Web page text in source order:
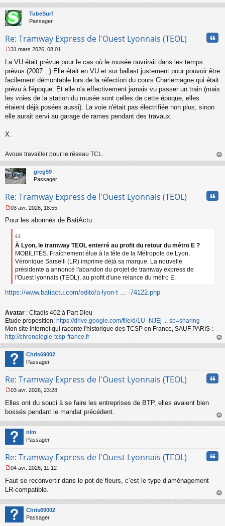
g
e
n
n
u
au
TubeSurf
Passager
Re: Tramway Express de l'Ouest Lyonnais (TEOL)
e
s
s
a
g
e
n
o
u
31 mars 2026, 08:01
La VU était prévue pour le cas où le musée ouvrirait dans les temps
prévus (2007…) Elle était en VU et sur ballast justement pour pouvoir être
facilement démontable lors de la réfection du cours Charlemagne qui était
prévu à l'époque. Et elle n'a effectivement jamais vu passer un train (mais
les voies de la station du musée sont celles de cette époque, elles
étaient déjà posées aussi). La voie n'était pas électrifiée non plus, sinon
elle aurait servi au garage de rames pendant des travaux.
X.
Avoue travailler pour le réseau TCL.
au
greg59
Passager
Re: Tramway Express de l'Ouest Lyonnais (TEOL)
e
s
u
03 avr. 2026, 18:55
Pour les abonnés de BatiActu :
À Lyon, le tramway TEOL enterré au profit du retour du métro E ?
MOBILITÉS. Fraîchement élue à la tête de la Métropole de Lyon,
Véronique Sarselli (LR) imprime déjà sa marque. La nouvelle
présidente a annoncé l'abandon du projet de tramway express de
l'Ouest lyonnais (TEOL), au profit d'une relance du métro E.
https://www.batiactu.com/edito/a-lyon-t ... -74122.php
Avatar : Citadis 402 à Part Dieu
Etude proposition: https://drive.google.com/file/d/1U_NJEj ... sp=sharing
Mon site internet qui raconte l'historique des TCSP en France, SAUF PARIS :
http://chronologie-tcsp-france.fr
au
Chris69002
Passager
Re: Tramway Express de l'Ouest Lyonnais (TEOL)
e
s
a
g
e
o
l
u
03 avr. 2026, 23:28
Elles ont du souci à se faire les entreprises de BTP, elles avaient bien
bossés pendant le mandat précédent.
au
nim
Passager
Re: Tramway Express de l'Ouest Lyonnais (TEOL)
e
s
a
g
e
04 avr. 2026, 11:12
Faut se reconvertir dans le pot de fleurs, c’est le type d’aménagement
LR-compatible.
au
Chris69002
Passager